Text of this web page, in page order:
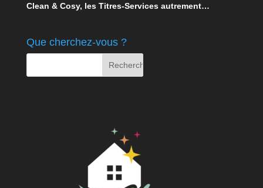
Clean & Cosy, les Titres-Services autrement…
Que cherchez-vous ?